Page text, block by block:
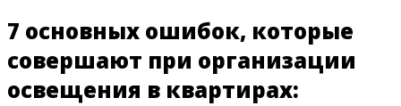
7 основных ошибок, которые
совершают при организации
освещения в квартирах: